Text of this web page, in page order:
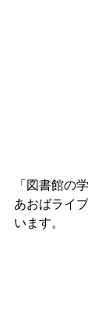
「図書館の
あおばライ
います。